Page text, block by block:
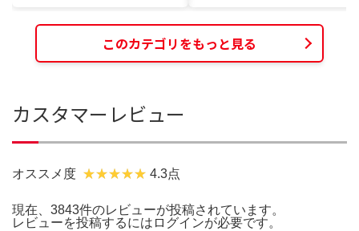
このカテゴリをもっと見る
カスタマーレビュー
オススメ度 4.3点
現在、3843件のレビューが投稿されています。
レビューを投稿するには ログインが必要です。